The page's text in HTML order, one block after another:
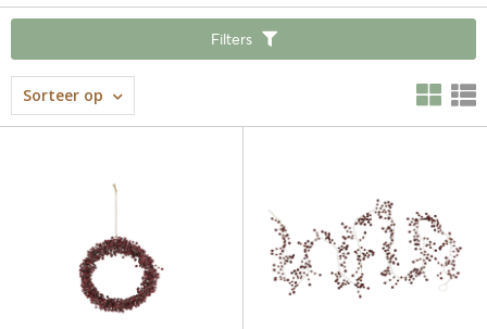
Filters
Sorteer op